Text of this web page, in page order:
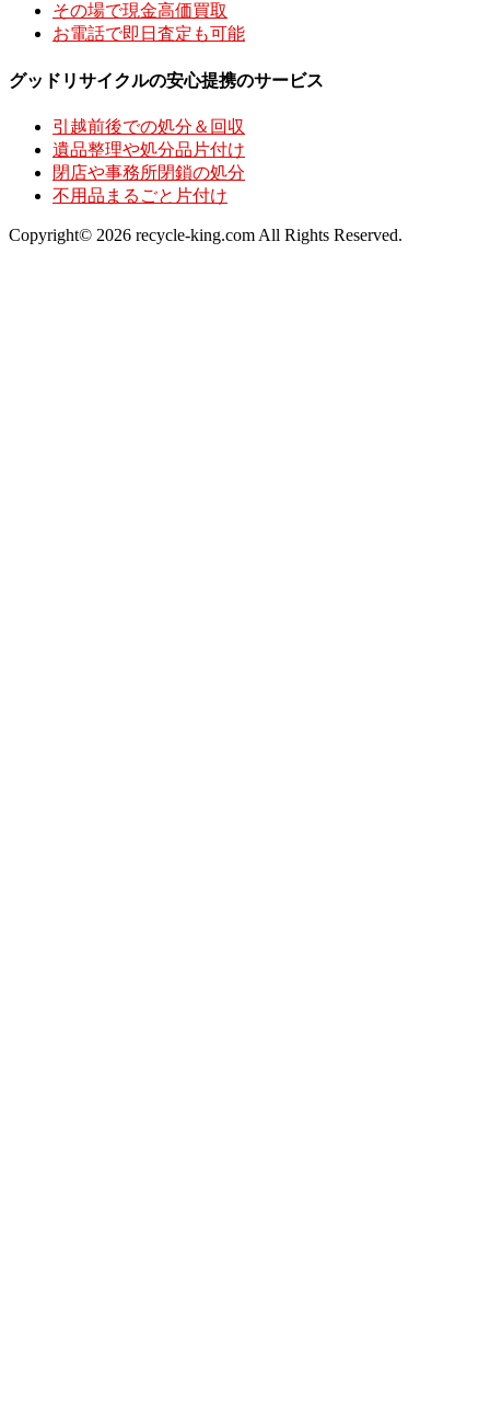
その場で現金高価買取
お電話で即日査定も可能
グッドリサイクルの安心提携のサービス
引越前後での処分＆回収
遺品整理や処分品片付け
閉店や事務所閉鎖の処分
不用品まるごと片付け
Copyright© 2026 recycle-king.com All Rights Reserved.